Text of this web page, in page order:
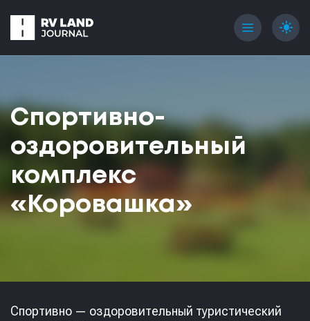
menu light_mode
Спортивно-
оздоровительный
комплекс
«Коровашка»
Спортивно — оздоровительный туристический